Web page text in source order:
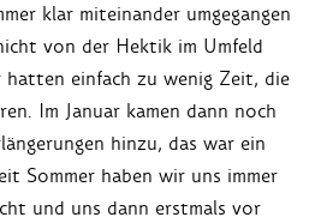
klar miteinander umgegangen
von der Hektik im Umfeld
hatten einfach zu wenig Zeit, die
Im Januar kamen dann noch
hinzu, das war ein
Sommer haben wir uns immer
und uns dann erstmals vor